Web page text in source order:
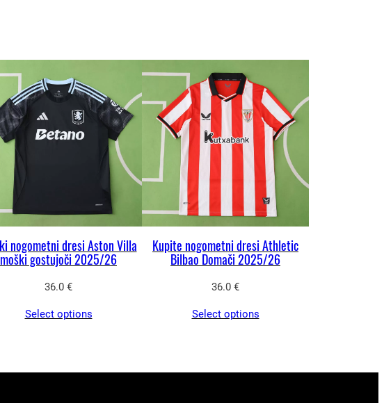
nogometni dresi Aston Villa
moški gostujoči 2025/26
36.0 €
Select options
Kupite nogometni dresi Athletic
Bilbao Domači 2025/26
36.0 €
Select options